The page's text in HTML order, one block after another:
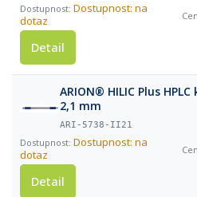
Dostupnost: na
dotaz
Detail
ARION® HILIC Plus
2,1 mm
ARI-5738-II21
Dostupnost: na
dotaz
Detail